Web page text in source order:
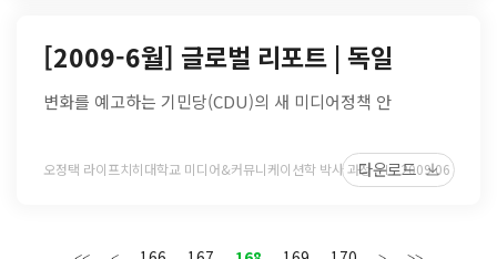
[2009-6월] 글로벌 리포트 | 독일
변화를 예고하는 기민당(CDU)의 새 미디어정책 안
오정택 라이프치히대학교 미디어&커뮤니케이션학 박사 과정 2009 06
다운로드